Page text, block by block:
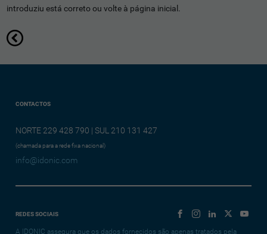
introduziu está correto ou volte à página inicial.
CONTACTOS
NORTE 229 428 790 | SUL 210 131 427
(chamada para a rede fixa nacional)
info@idonic.com
REDES SOCIAIS
A IDONIC assegura que os dados fornecidos são apenas tratados pela